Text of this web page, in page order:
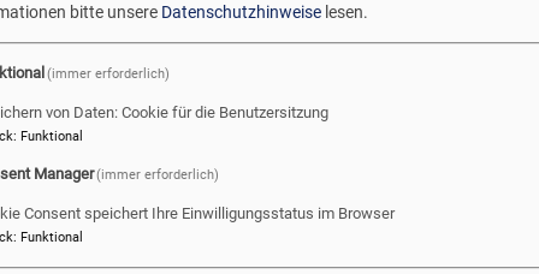
evangelisch.de ist aufgrund der folgenden
mit dem Barrierefreiheitsstärkungsgesetz (BFSG) vereinbar.
in der Barrierefreiheit beim
einfügen
bitte unsere Datenschutzhinweise lesen.
(immer erforderlich)
von Daten: Cookie für die Benutzersitzung
: Funktional
Manager(immer erforderlich)
Consent speichert Ihre Einwilligungsstatus im Browser
: Funktional